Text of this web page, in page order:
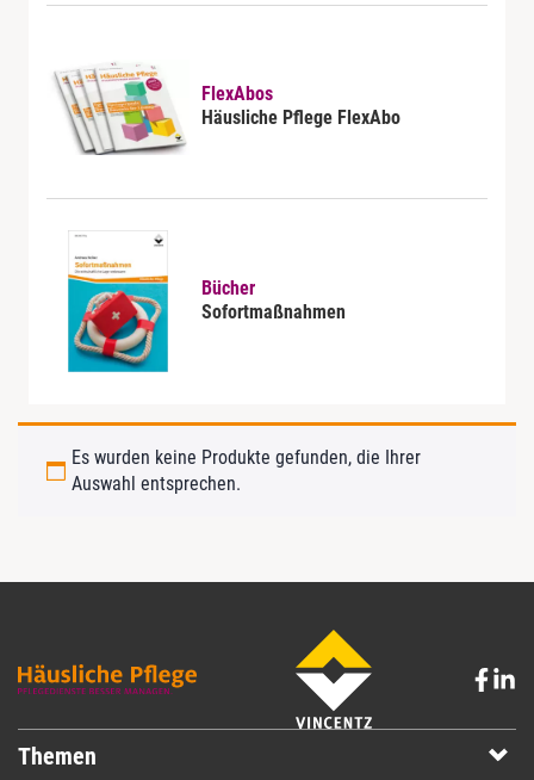
FlexAbos
Häusliche Pflege FlexAbo
Bücher
Sofortmaßnahmen
Es wurden keine Produkte gefunden, die Ihrer
Auswahl entsprechen.
Themen